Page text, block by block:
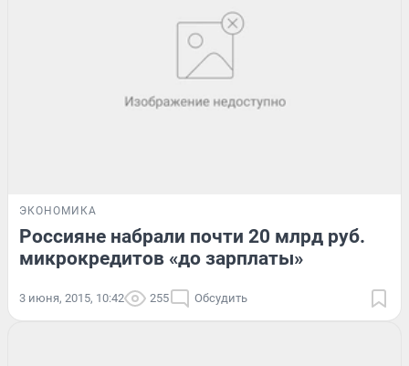
ЭКОНОМИКА
Россияне набрали почти 20 млрд руб.
микрокредитов «до зарплаты»
3 июня, 2015, 10:42 255 Обсудить